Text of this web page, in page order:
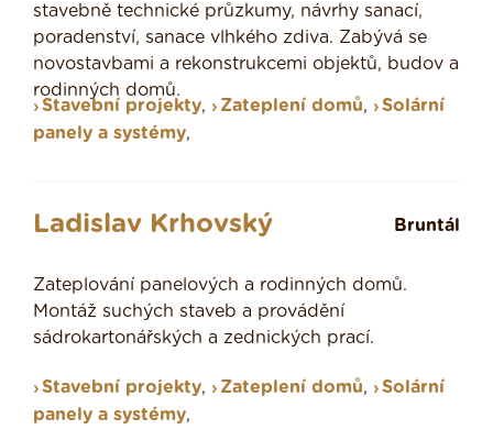
stavebně technické průzkumy, návrhy sanací,
poradenství, sanace vlhkého zdiva. Zabývá se
novostavbami a rekonstrukcemi objektů, budov a
rodinných domů.
Stavební projekty, Zateplení domů,
Solární
panely a systémy,
Ladislav Krhovský Bruntál
Zateplování panelových a rodinných domů.
Montáž suchých staveb a provádění
sádrokartonářských a zednických prací.
Stavební projekty, Zateplení domů,
Solární
panely a systémy,